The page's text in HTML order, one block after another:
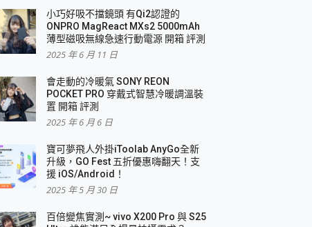
小巧好吸不擋鏡頭 有Qi2認證的
ONPRO MagReact MXs2 5000mAh
薄型磁吸無線急速行動電源 開箱 評測
2025 年 6 月 11 日
會走動的冷暖氣 SONY REON
POCKET PRO 穿戴式智慧冷暖調溫裝
置 開箱 評測
2025 年 6 月 6 日
寶可夢飛人外掛iToolab AnyGo全新
升級，GO Fest 五折優惠嗨翻天！支
援 iOS/Android！
2025 年 5 月 30 日
百倍變焦實測~ vivo X200 Pro 與 S25